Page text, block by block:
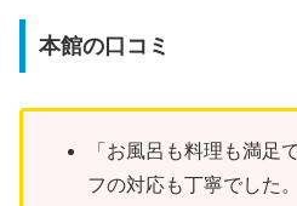
本館の口コミ
「お風呂も料理も満足
フの対応も丁寧でした